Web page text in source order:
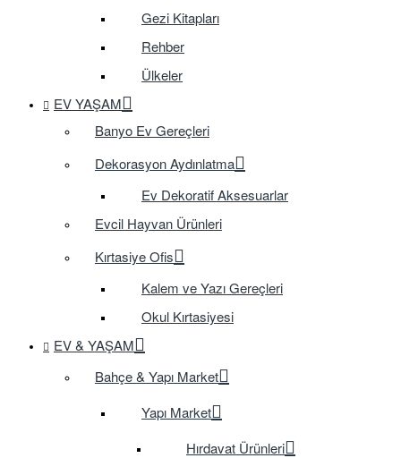
Gezi Kitapları
Rehber
Ülkeler
EV YAŞAM
Banyo Ev Gereçleri
Dekorasyon Aydınlatma
Ev Dekoratif Aksesuarlar
Evcil Hayvan Ürünleri
Kırtasiye Ofis
Kalem ve Yazı Gereçleri
Okul Kırtasiyesi
EV & YAŞAM
Bahçe & Yapı Market
Yapı Market
Hırdavat Ürünleri